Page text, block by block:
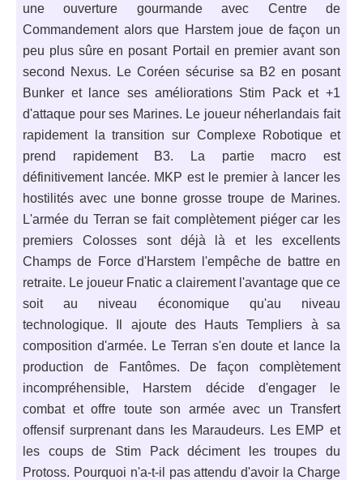
une ouverture gourmande avec Centre de
Commandement alors que Harstem joue de façon un
peu plus sûre en posant Portail en premier avant son
second Nexus. Le Coréen sécurise sa B2 en posant
Bunker et lance ses améliorations Stim Pack et +1
d'attaque pour ses Marines. Le joueur néherlandais fait
rapidement la transition sur Complexe Robotique et
prend rapidement B3. La partie macro est
définitivement lancée. MKP est le premier à lancer les
hostilités avec une bonne grosse troupe de Marines.
L'armée du Terran se fait complètement piéger car les
premiers Colosses sont déjà là et les excellents
Champs de Force d'Harstem l'empêche de battre en
retraite. Le joueur Fnatic a clairement l'avantage que ce
soit au niveau économique qu'au niveau
technologique. Il ajoute des Hauts Templiers à sa
composition d'armée. Le Terran s'en doute et lance la
production de Fantômes. De façon complètement
incompréhensible, Harstem décide d'engager le
combat et offre toute son armée avec un Transfert
offensif surprenant dans les Maraudeurs. Les EMP et
les coups de Stim Pack déciment les troupes du
Protoss. Pourquoi n'a-t-il pas attendu d'avoir la Charge